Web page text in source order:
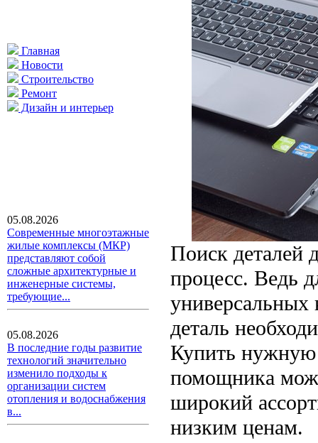
Главная
Новости
Строительство
Ремонт
Дизайн и интерьер
05.08.2026
Современные многоэтажные
жилые комплексы (МКР)
представляют собой
сложные архитектурные и
инженерные системы,
требующие...
05.08.2026
В последние годы развитие
технологий значительно
изменило подходы к
организации систем
отопления и водоснабжения
в...
Поиск деталей
процесс. Ведь
деталь
Купить нужную
помощника
широкий
низким ценам.